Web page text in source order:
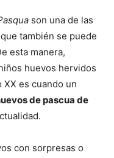
son una de las
también se puede
esta manera,
huevos hervidos
XX es cuando un
de pascua de
con sorpresas o